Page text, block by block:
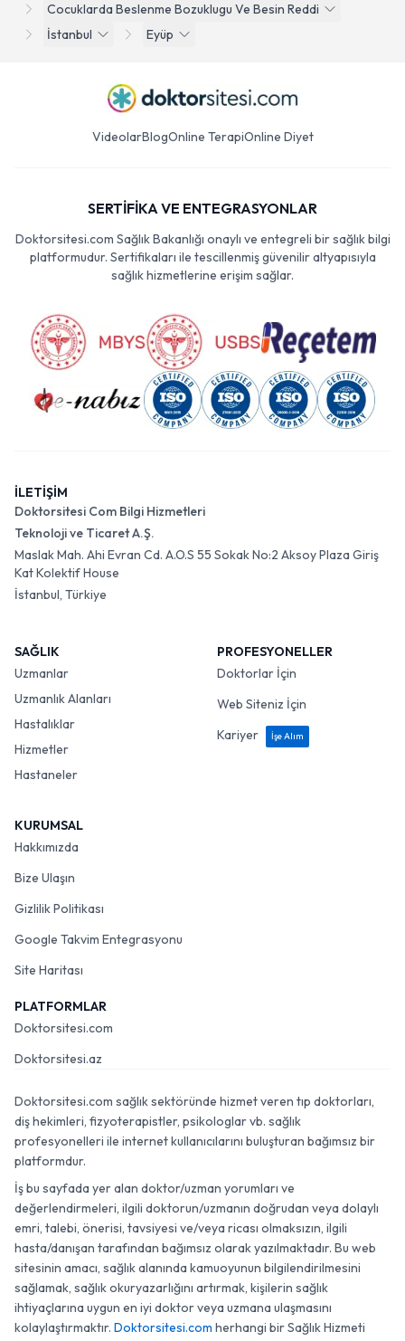
Cocuklarda Beslenme Bozuklugu Ve Besin Reddi
İstanbul
Eyüp
VideolarBlogOnline TerapiOnline Diyet
SERTİFİKA VE ENTEGRASYONLAR
Doktorsitesi.com Sağlık Bakanlığı onaylı ve entegreli bir sağlık bilgi
platformudur. Sertifikaları ile tescillenmiş güvenilir altyapısıyla
sağlık hizmetlerine erişim sağlar.
İLETİŞİM
Doktorsitesi Com Bilgi Hizmetleri
Teknoloji ve Ticaret A.Ş.
Maslak Mah. Ahi Evran Cd. A.O.S 55 Sokak No:2 Aksoy Plaza Giriş
Kat Kolektif House
İstanbul, Türkiye
SAĞLIK
Uzmanlar
Uzmanlık Alanları
Hastalıklar
Hizmetler
Hastaneler
PROFESYONELLER
Doktorlar İçin
Web Siteniz İçin
Kariyer
İşe Alım
KURUMSAL
Hakkımızda
Bize Ulaşın
Gizlilik Politikası
Google Takvim Entegrasyonu
Site Haritası
PLATFORMLAR
Doktorsitesi.com
Doktorsitesi.az
Doktorsitesi.com sağlık sektöründe hizmet veren tıp doktorları,
diş hekimleri, fizyoterapistler, psikologlar vb. sağlık
profesyonelleri ile internet kullanıcılarını buluşturan bağımsız bir
platformdur.
İş bu sayfada yer alan doktor/uzman yorumları ve
değerlendirmeleri, ilgili doktorun/uzmanın doğrudan veya dolaylı
emri, talebi, önerisi, tavsiyesi ve/veya ricası olmaksızın, ilgili
hasta/danışan tarafından bağımsız olarak yazılmaktadır. Bu web
sitesinin amacı, sağlık alanında kamuoyunun bilgilendirilmesini
sağlamak, sağlık okuryazarlığını artırmak, kişilerin sağlık
ihtiyaçlarına uygun en iyi doktor veya uzmana ulaşmasını
kolaylaştırmaktır. Doktorsitesi.com herhangi bir Sağlık Hizmeti